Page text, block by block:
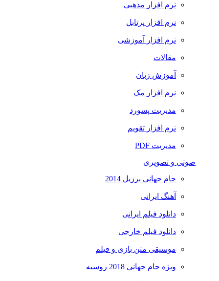
نرم افزار مذهبی
نرم افزار پرتابل
نرم افزار آموزشی
مقالات
آموزش زبان
نرم افزار مک
مدیریت پسورد
نرم افزار تقویم
مدیریت PDF
صوتی و تصویری
جام جهانی برزیل 2014
آهنگ ایرانی
دانلود فیلم ایرانی
دانلود فیلم خارجی
موسیقی متن بازی و فیلم
ویژه جام جهانی 2018 روسیه